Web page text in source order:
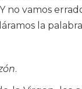
vamos
la
.